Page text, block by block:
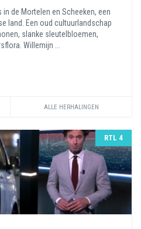
de Mortelen en Scheeken, een
land. Een oud cultuurlandschap
slanke sleutelbloemen,
Willemijn ...
ALLE HERHALINGEN
RTL 4